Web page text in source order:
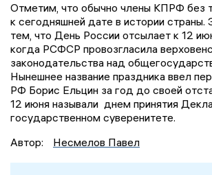
Отметим, что обычно члены КПРФ без
к сегодняшней дате в истории страны.
тем, что День России отсылает к 12
когда РСФСР провозгласила
законодательства над
Нынешнее название праздника ввел
РФ Борис Ельцин за год до своей
12 июня называли днем принятия
государственном суверенитете.
Автор:
Несмелов Павел